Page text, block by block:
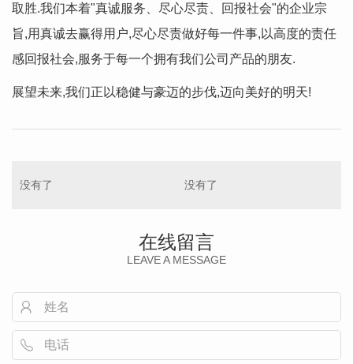
取胜.我们本着"真诚服务、尽心尽责、回报社会"的企业宗
旨,用真诚去赢得用户,尽心尽责做好每一件事,以高度的责任
感回报社会,服务于每一个拥有我们公司产品的朋友.
展望未来,我们正以稳健与豪迈的步伐,迈向美好的明天!
没有了 没有了
在线留言
LEAVE A MESSAGE